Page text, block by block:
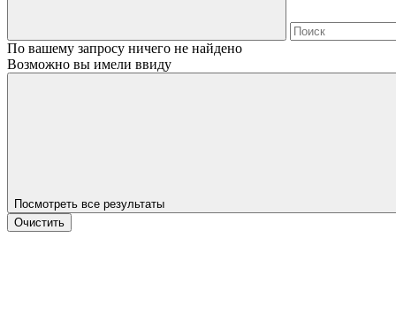
По вашему запросу ничего не найдено
Возможно вы имели ввиду
Посмотреть все результаты
Очистить